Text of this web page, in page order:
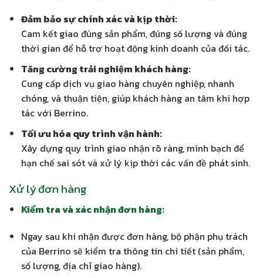
Đảm bảo sự chính xác và kịp thời:
Cam kết giao đúng sản phẩm, đúng số lượng và đúng
thời gian để hỗ trợ hoạt động kinh doanh của đối tác.
Tăng cường trải nghiệm khách hàng:
Cung cấp dịch vụ giao hàng chuyên nghiệp, nhanh
chóng, và thuận tiện, giúp khách hàng an tâm khi hợp
tác với Berrino.
Tối ưu hóa quy trình vận hành:
Xây dựng quy trình giao nhận rõ ràng, minh bạch để
hạn chế sai sót và xử lý kịp thời các vấn đề phát sinh.
Xử lý đơn hàng
Kiểm tra và xác nhận đơn hàng:
Ngay sau khi nhận được đơn hàng, bộ phận phụ trách
của Berrino sẽ kiểm tra thông tin chi tiết (sản phẩm,
số lượng, địa chỉ giao hàng).